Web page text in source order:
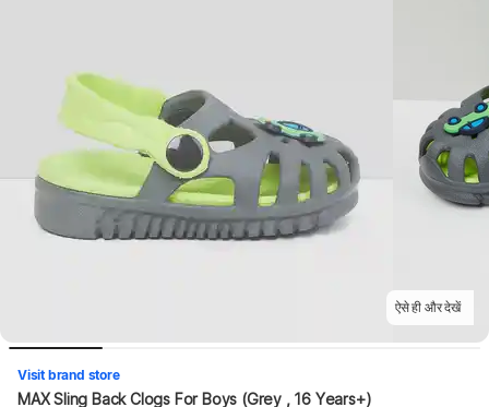
ऐसे ही और देखें
Visit brand store
MAX Sling Back Clogs For Boys (Grey , 16 Years+)